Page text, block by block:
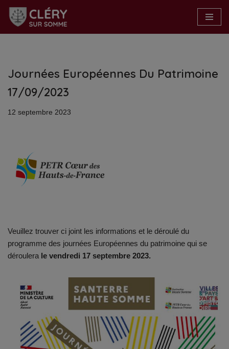
Aller
Journées Européennes Du Patrimoine
17/09/2023
12 septembre 2023
Veuillez trouver ci joint les informations et le déroulé du
programme des journées Européennes du patrimoine qui se
déroulera le vendredi 17 septembre 2023.